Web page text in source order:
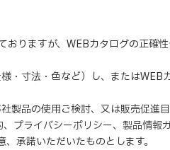
りますが、WEBカタログの正確
寸法・色など）し、または
品の使用ご検討、又は販売促進目
、 プライバシーポリシー、 製品情報
承諾いただいたものとします。